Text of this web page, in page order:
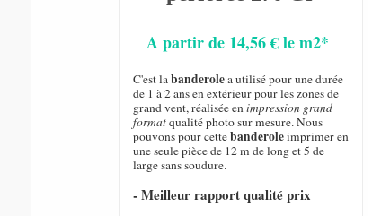
A partir de 14,56 € le m2*
C'est labanderolea utilisé pour une durée
de 1 à 2 ans en extérieur pour les zones de
grand vent, réalisée enimpression grand
formatqualité photo sur mesure. Nous
pouvons pour cettebanderoleimprimer en
une seule pièce de 12 m de long et 5 de
large sans soudure.
- Meilleur rapport qualité prix